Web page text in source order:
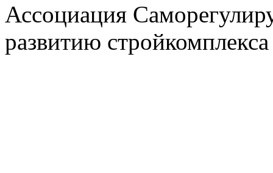
Ассоциация
развитию